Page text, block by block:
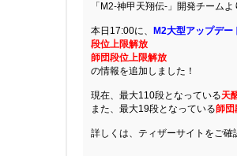
「M2-神甲天翔伝-」開発チームよ
本日17:00に、 M2大型アップデー
段位上限解放
師団段位上限解放
の情報を追加しました！
現在、最大110段となっている天
また、最大19段となっている師団
詳しくは、ティザーサイトをご確